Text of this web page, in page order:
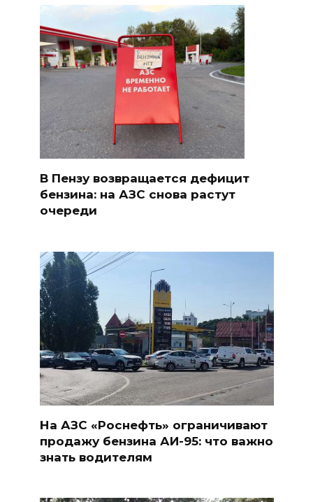
В Пензу возвращается дефицит
бензина: на АЗС снова растут
очереди
На АЗС «Роснефть» ограничивают
продажу бензина АИ-95: что важно
знать водителям